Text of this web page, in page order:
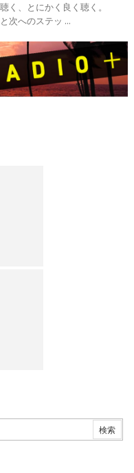
く、とにかく良く聴く。
次へのステッ ...